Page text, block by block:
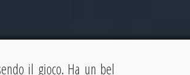
il gioco. Ha un bel